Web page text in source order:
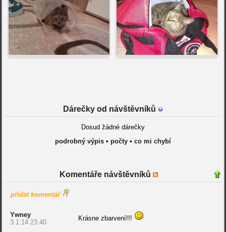
Dárečky od návštěvníků
Dosud žádné dárečky
podrobný výpis• počty• co mi chybí
Komentáře návštěvníků
přidat komentář
Ywney
3.1.14 23:40
Krásne zbarvení!!!